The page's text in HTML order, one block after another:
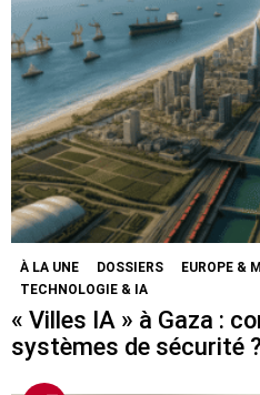
À LA UNE DOSSIERS EUROPE &
TECHNOLOGIE & IA
« Villes IA » à Gaza :
systèmes de sécurité ?